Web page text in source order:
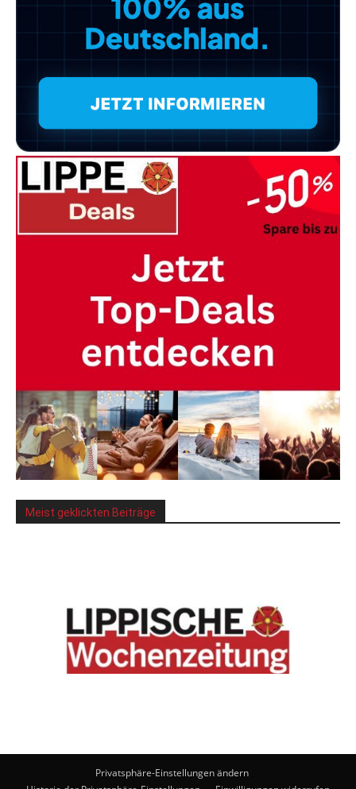
Meist geklickten Beiträge
Privatsphäre-Einstellungen ändern